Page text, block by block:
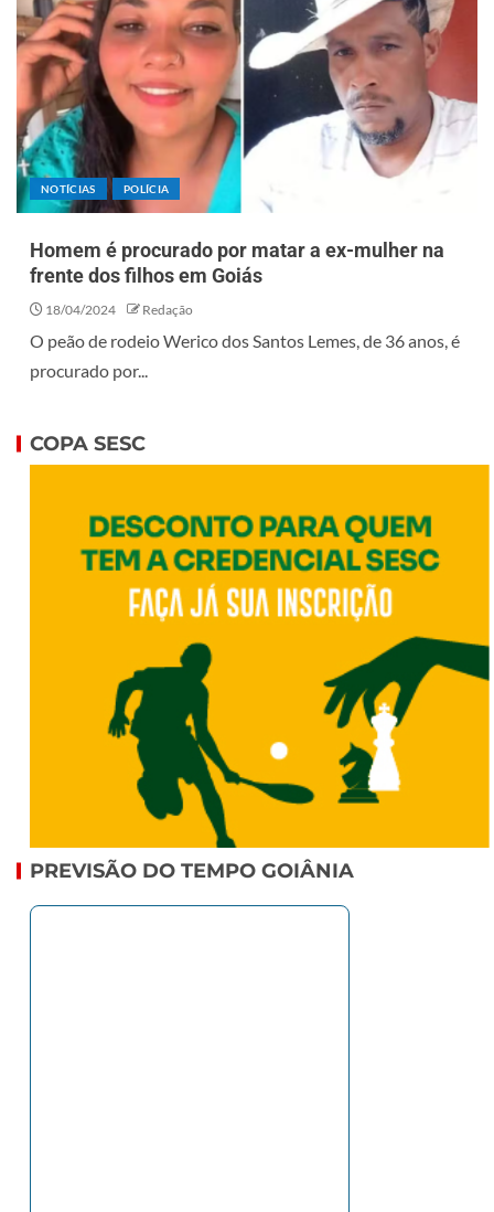
NOTÍCIAS POLÍCIA
Homem é procurado por matar a ex-mulher na
frente dos filhos em Goiás
18/04/2024 Redação
O peão de rodeio Werico dos Santos Lemes, de 36 anos, é
procurado por...
COPA SESC
PREVISÃO DO TEMPO GOIÂNIA